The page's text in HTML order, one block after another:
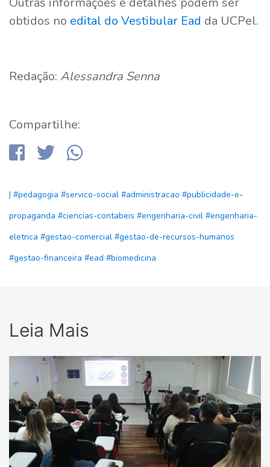
obtidos no edital do Vestibular Ead da UCPel.
Redação: Alessandra Senna
Compartilhe:
| #pedagogia #servico-social #administracao #publicidade-e-
propaganda #ciencias-contabeis #engenharia-civil #engenharia-
eletrica #gestao-comercial #gestao-de-recursos-humanos
#gestao-financeira #ead #biomedicina
Leia Mais